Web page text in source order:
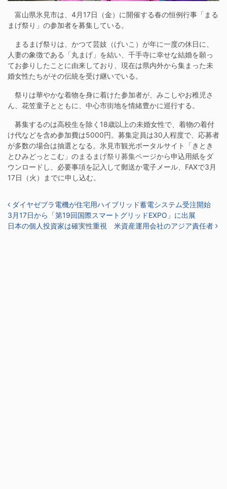
富山県氷見市は、4月17日（金）に開催する春の恒例行事「まる
まげ祭り」の参加者を募集している。
まるまげ祭りは、かつて芸妓（げいこ）が年に一度の休日に、
人妻の象徴である「丸まげ」を結い、千手寺に幸せな結婚を願っ
てお参りしたことに由来しており、現在は県内外から集まった未
婚女性たちがその伝統を受け継いでいる。
祭りは華やかな着物を身に着けた参加者が、みこしやお稚児さ
ん、花笠童子とともに、中心市街地を情緒豊かに巡行する。
募集するのは高校生を除く18歳以上の未婚女性で、着物の着付
け代などを含め参加費は5000円。募集定員は30人程度で、応募者
が多数の場合は抽選となる。氷見市観光ポータルサイト「きとき
とひみどっとこむ」のまるまげ祭り募集ページから申込用紙をダ
ウンロードし、必要事項を記入して郵送か電子メール、FAXで3月
17日（火）までに申し込む。
投稿ナビゲーション
ダイヤゼブラ電機が住宅用ハイブリッド蓄電システム受注開始
3月17日から「第19回国際スマートグリッドEXPO」に出展
日本の個人投資家は確実性重視 米資産運用会社のアジア責任者